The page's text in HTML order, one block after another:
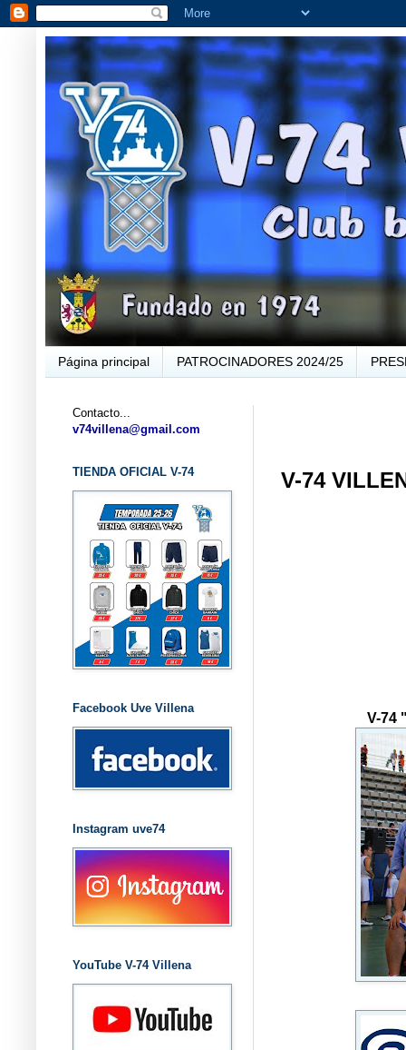
Página principal PATROCINADORES 2024/25
V-74
V-74
Contacto...
v74villena@gmail.com
TIENDA OFICIAL V-74
Facebook Uve Villena
Instagram uve74
YouTube V-74 Villena